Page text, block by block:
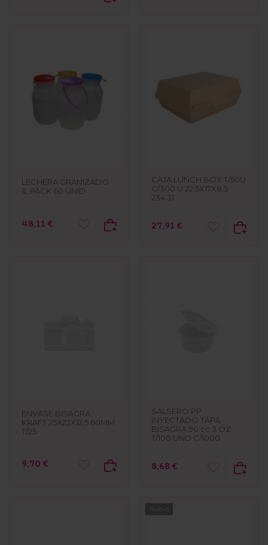
LECHERA GRANIZADO
1L PACK 60 UNID
48,11 €
CAJA LUNCH BOX T/50U
C/300 U 22,5X17X8,5
234.31
27,91 €
ENVASE BISAGRA
KRAFT 25X22X12,5 60MM
T/25
9,70 €
SALSERO PP
INYECTADO TAPA
BISAGRA 90 cc 3 OZ
T/100 UND C/1000
8,68 €
Nuevo